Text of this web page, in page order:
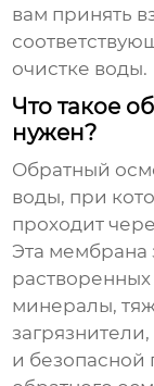
вам принять
очистке воды.
Что такое
нужен?
Обратный
воды, при
проходит
Эта мембрана
минералы,
и безопасной